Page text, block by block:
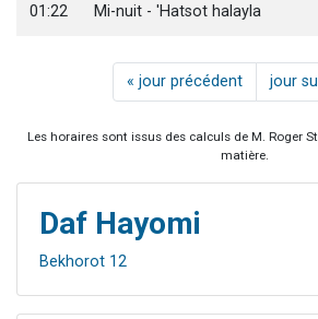
01:22 Mi-nuit - 'Hatsot halayla
« jour précédent jour
Les horaires sont issus des calculs de M. Roger
matière.
Daf Hayomi
Bekhorot 12